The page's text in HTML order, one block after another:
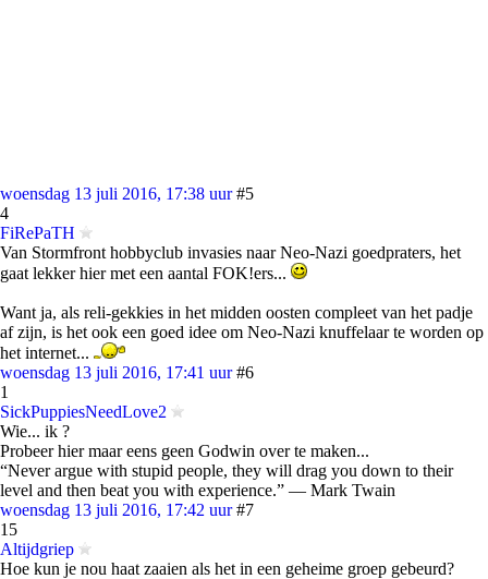
woensdag 13 juli 2016, 17:38 uur #5
4
FiRePaTH
Van Stormfront hobbyclub invasies naar Neo-Nazi goedpraters, het
gaat lekker hier met een aantal FOK!ers...
Want ja, als reli-gekkies in het midden oosten compleet van het padje
af zijn, is het ook een goed idee om Neo-Nazi knuffelaar te worden op
het internet...
woensdag 13 juli 2016, 17:41 uur #6
1
SickPuppiesNeedLove2
Wie... ik ?
Probeer hier maar eens geen Godwin over te maken...
“Never argue with stupid people, they will drag you down to their
level and then beat you with experience.” ― Mark Twain
woensdag 13 juli 2016, 17:42 uur #7
15
Altijdgriep
Hoe kun je nou haat zaaien als het in een geheime groep gebeurd?